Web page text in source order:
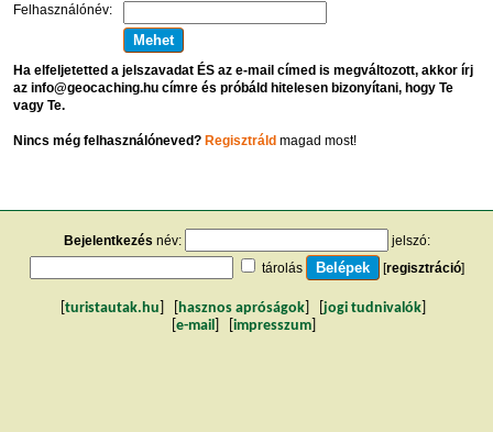
Felhasználónév:
Ha elfeljetetted a jelszavadat ÉS az e-mail címed is megváltozott, akkor írj
az info@geocaching.hu címre és próbáld hitelesen bizonyítani, hogy Te
vagy Te.
Nincs még felhasználóneved? Regisztráldmagad most!
Bejelentkezés név:
jelszó:
tárolás
[regisztráció]
turistautak.hu hasznos apróságok jogi tudnivalók
e-mail impresszum]